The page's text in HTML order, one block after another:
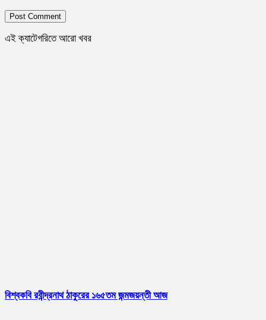
এই ক্যাটেগরিতে আরো খবর
বিশ্বকবি রবীন্দ্রনাথ ঠাকুরের ১৬৫তম জন্মজয়ন্তী আজ